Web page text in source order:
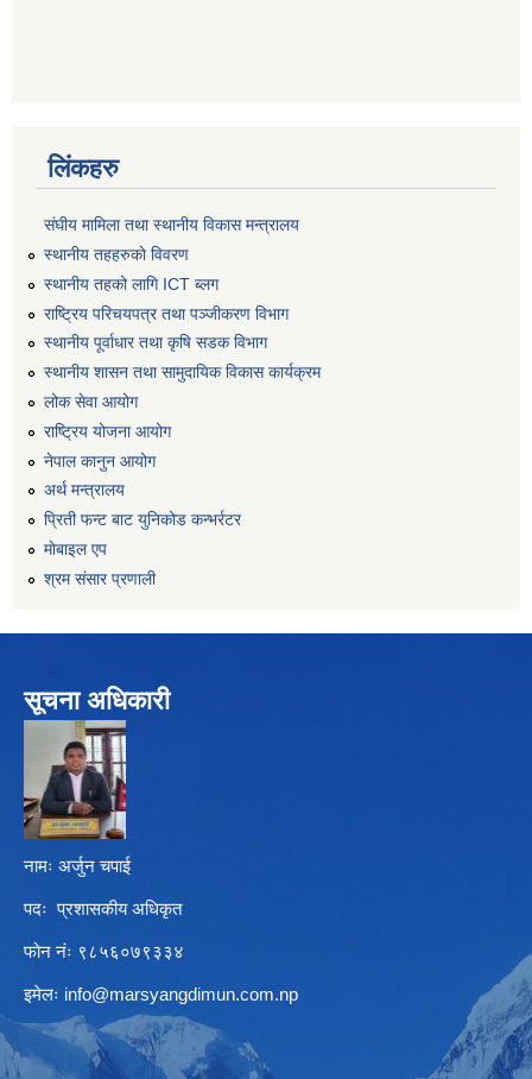
लिंकहरु
संघीय मामिला तथा स्थानीय विकास मन्त्रालय
स्थानीय तहहरुकाे विवरण
स्थानीय तहको लागि ICT ब्लग
राष्‍ट्रिय परिचयपत्र तथा पञ्‍जीकरण विभाग
स्थानीय पूर्वाधार तथा कृषि सडक विभाग
स्थानीय शासन तथा सामुदायिक विकास कार्यक्रम
लोक सेवा आयोग
राष्ट्रिय योजना आयोग
नेपाल कानुन आयोग
अर्थ मन्त्रालय
प्रिती फन्ट बाट युनिकोड कन्भर्रटर
माेबाइल एप
श्रम संसार प्रणाली
सूचना अधिकारी
नामः अर्जुन चपाई
पदः प्रशासकीय अधिकृत
फोन नंः ९८५६०७९३३४
इमेलः info@marsyangdimun.com.np